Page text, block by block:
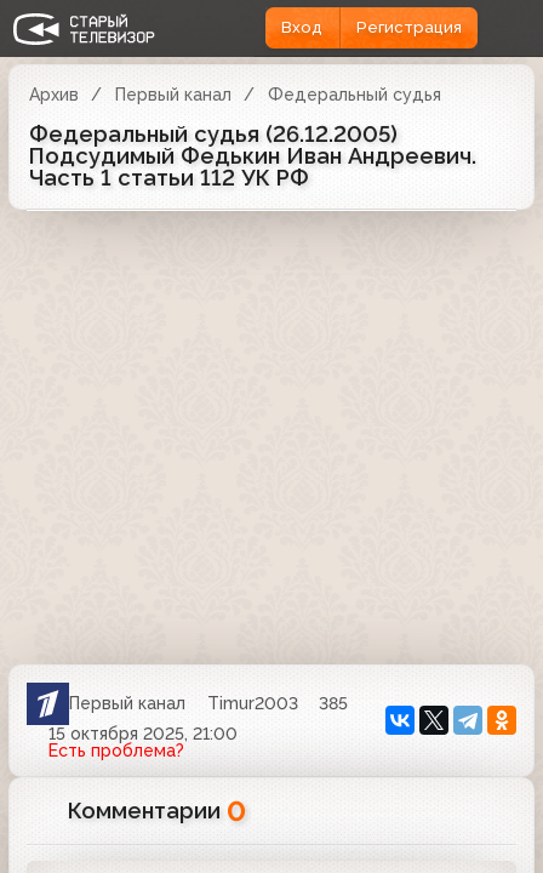
Вход Регистрация
Архив Первый канал Федеральный судья
Федеральный судья (26.12.2005)
Подсудимый Федькин Иван Андреевич.
Часть 1 статьи 112 УК РФ
Первый канал Timur2003
385
15 октября 2025, 21:00
Есть проблема?
Комментарии 0